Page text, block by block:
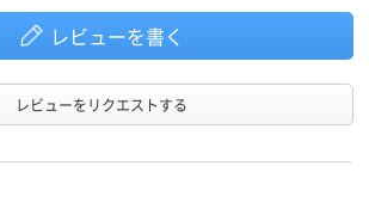
レビューを書く
レビューをリクエストする